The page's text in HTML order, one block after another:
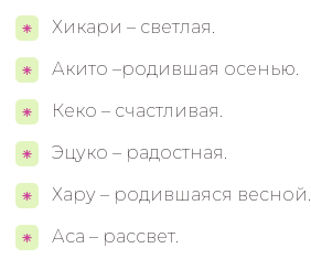
Хикари – светлая.
Акито –родившая осенью.
Кеко – счастливая.
Эцуко – радостная.
Хару – родившаяся весной.
Аса – рассвет.